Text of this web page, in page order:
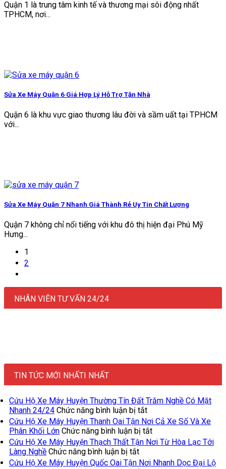
Quận 1 là trung tâm kinh tế và thương mại sôi động nhất
TPHCM, nơi...
Sửa Xe Máy Quận 6 Giá Hợp Lý Hỗ Trợ Tận Nhà
Quận 6 là khu vực giao thương lâu đời và sầm uất tại TPHCM
với...
Sửa Xe Máy Quận 7 Nhanh Giá Thành Rẻ Uy Tín Chất Lượng
Quận 7 không chỉ nổi tiếng với khu đô thị hiện đại Phú Mỹ
Hưng...
1
2
NHÂN VIÊN TƯ VẤN 24/24
TIN TỨC MỚI NHẤTI NHẤT
Cứu Hộ Xe Máy Huyện Thường Tín Đất Trăm Nghề Có Mặt
Nhanh 24/24 Chức năng bình luận bị tắtở
Cứu
Hộ
Xe
Máy
Huyện
Cứu Hộ Xe Máy Huyện Thanh Oai Tận Nơi Cả Xe Số Và Xe
Phân Khối Lớn Chức năng bình luận bị tắtở
Cứu
Xe
Cứu Hộ Xe Máy Huyện Thạch Thất Tận Nơi Từ Hòa Lạc Tới
Làng Nghề Chức năng bình luận bị tắtở
Cứu
Cứu Hộ Xe Máy Huyện Quốc Oai Tận Nơi Nhanh Dọc Đại Lộ